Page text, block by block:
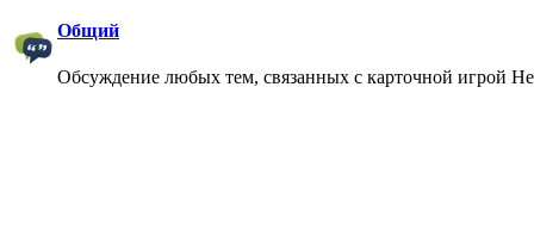
Общий
Обсуждение любых тем, связанных с карточной игрой